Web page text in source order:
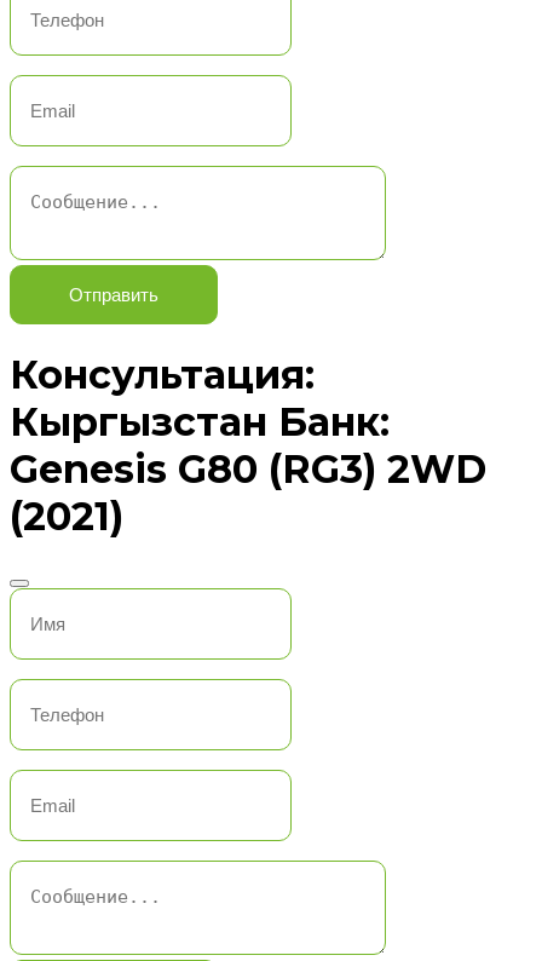
Отправить
Консультация:
Кыргызстан Банк:
Genesis G80 (RG3) 2WD
(2021)